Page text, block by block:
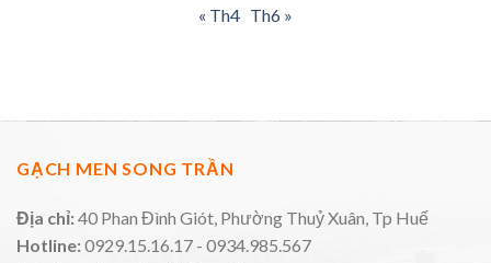
« Th4 Th6 »
GẠCH MEN SONG TRẦN
Địa chỉ:40 Phan Đình Giót, Phường Thuỷ Xuân, Tp Huế
Hotline:0929.15.16.17 - 0934.985.567